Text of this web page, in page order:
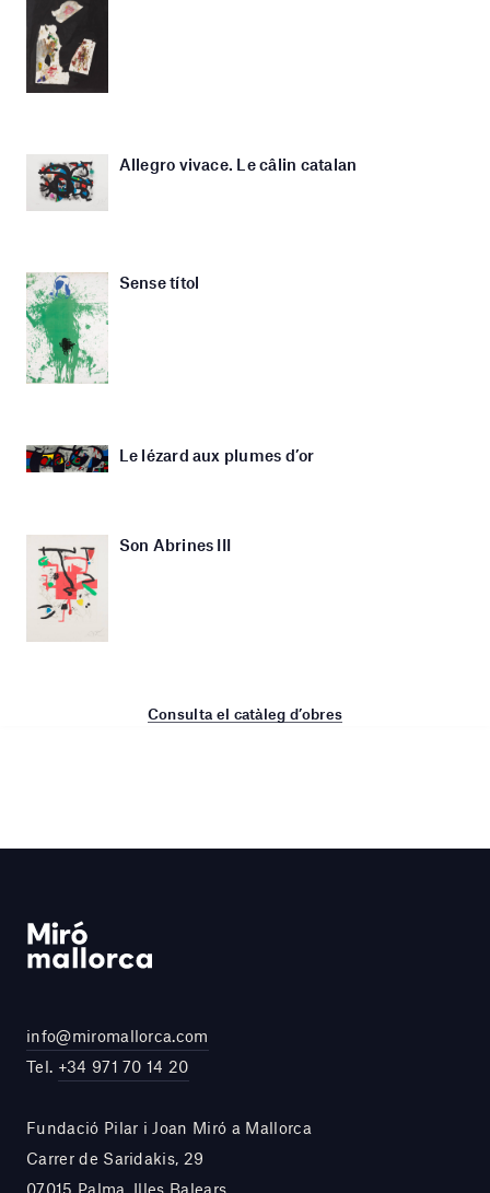
Allegro vivace. Le câlin catalan
Sense títol
Le lézard aux plumes d’or
Son Abrines III
Consulta el catàleg d’obres
info@miromallorca.com
Tel. +34 971 70 14 20
Fundació Pilar i Joan Miró a Mallorca
Carrer de Saridakis, 29
07015 Palma, Illes Balears